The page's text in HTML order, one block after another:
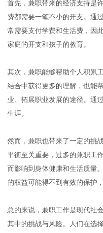
首先，兼职带来的经济支持是
费都需要一笔不小的开支。通
常需要支付学费和生活费，因
家庭的开支和孩子的教育。
其次，兼职能够帮助个人积累
结合中获得更多的理解，也能
业、拓展职业发展的途径。通
生涯。
然而，兼职也带来了一定的挑
平衡至关重要，过多的兼职工
而影响到身体健康和生活质量
的权益可能得不到有效的保护
总的来说，兼职工作是现代社
其中的挑战与风险。人们在选